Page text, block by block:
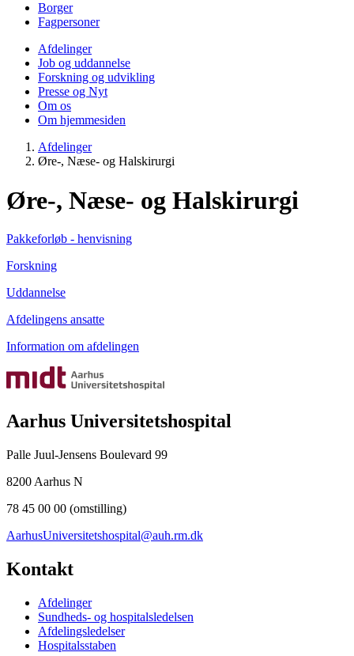
Borger
Fagpersoner
Afdelinger
Job og uddannelse
Forskning og udvikling
Presse og Nyt
Om os
Om hjemmesiden
Afdelinger
Øre-, Næse- og Halskirurgi
Øre-, Næse- og Halskirurgi
Pakkeforløb - henvisning
Forskning
Uddannelse
Afdelingens ansatte
Information om afdelingen
Aarhus Universitetshospital
Palle Juul-Jensens Boulevard 99
8200 Aarhus N
78 45 00 00 (omstilling)
AarhusUniversitetshospital@auh.rm.dk
Kontakt
Afdelinger
Sundheds- og hospitalsledelsen
Afdelingsledelser
Hospitalsstaben